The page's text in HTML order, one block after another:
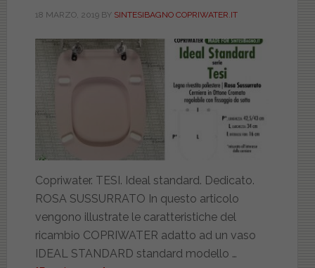
18 MARZO, 2019BY SINTESIBAGNO COPRIWATER.IT
Copriwater. TESI. Ideal standard. Dedicato.
ROSA SUSSURRATO In questo articolo
vengono illustrate le caratteristiche del
ricambio COPRIWATER adatto ad un vaso
IDEAL STANDARD standard modello …